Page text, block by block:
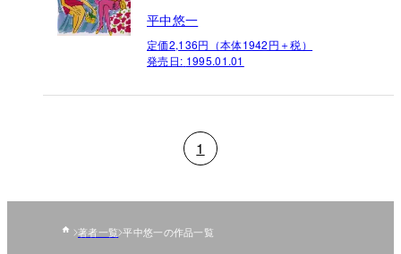
平中悠一
定価2,136円（本体1942円＋税）
発売日: 1995.01.01
1
著者一覧 平中悠一の作品一覧